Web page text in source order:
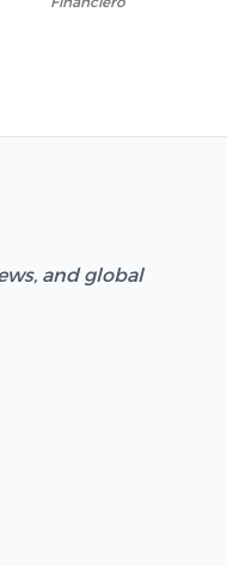
and global